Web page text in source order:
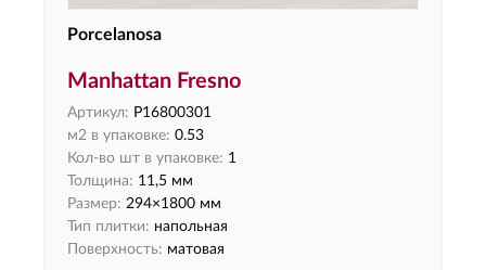
Porcelanosa
Manhattan Fresno
Артикул: P16800301
м2 в упаковке: 0.53
Кол-во шт в упаковке: 1
Толщина: 11,5 мм
Размер: 294×1800 мм
Тип плитки: напольная
Поверхность: матовая